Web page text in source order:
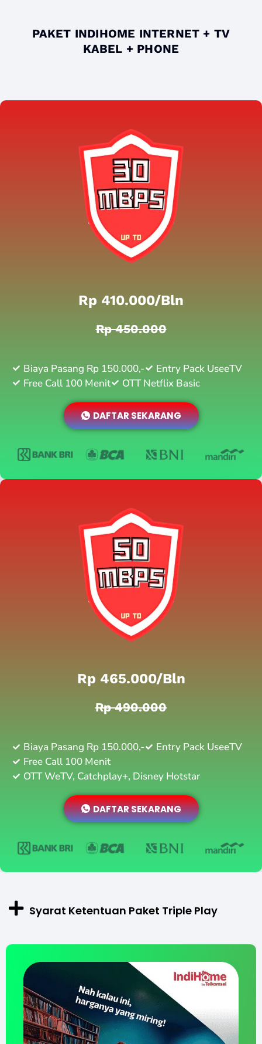
PAKET INDIHOME INTERNET + TV
KABEL + PHONE
Rp 410.000/bln
Rp 450.000
Biaya Pasang Rp 150.000,-
Entry Pack UseeTV
Free Call 100 Menit
OTT Netflix Basic
DAFTAR SEKARANG
Rp 465.000/bln
Rp 490.000
Biaya Pasang Rp 150.000,-
Entry Pack UseeTV
Free Call 100 Menit
OTT WeTV, Catchplay+, Disney Hotstar
DAFTAR SEKARANG
Syarat Ketentuan Paket Triple Play